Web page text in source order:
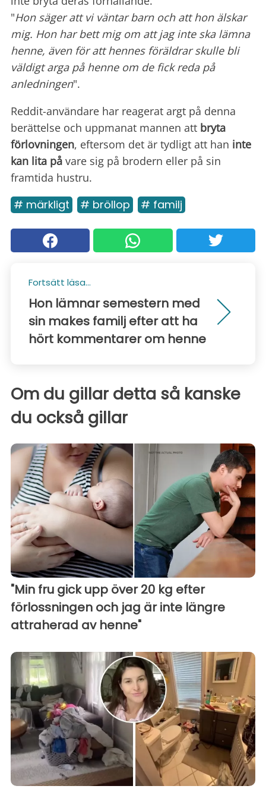
"Hon säger att vi väntar barn och att hon älskar
mig. Hon har bett mig om att jag inte ska lämna
henne, även för att hennes föräldrar skulle bli
väldigt arga på henne om de fick reda på
anledningen".
Reddit-användare har reagerat argt på denna
berättelse och uppmanat mannen att bryta
förlovningen, eftersom det är tydligt att han inte
kan lita på vare sig på brodern eller på sin
framtida hustru.
# märkligt # bröllop # familj
Fortsätt läsa...
Hon lämnar semestern med
sin makes familj efter att ha
hört kommentarer om henne
Om du gillar detta så kanske
du också gillar
"Min fru gick upp över 20 kg efter
förlossningen och jag är inte längre
attraherad av henne"